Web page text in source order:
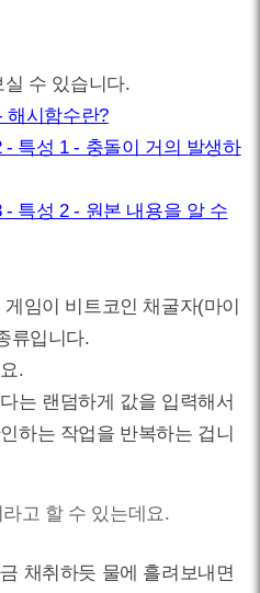
수 있습니다.
해시함수란?
특성 1 - 충돌이 거의 발생하
특성 2 - 원본 내용을 알 수
임이 비트코인 채굴자(마이
류입니다.
.
는 랜덤하게 값을 입력해서
하는 작업을 반복하는 겁니
고 할 수 있는데요.
채취하듯 물에 흘려보내면